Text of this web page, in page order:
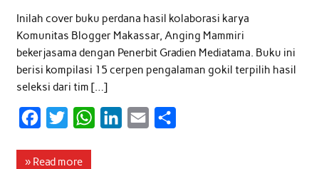
Inilah cover buku perdana hasil kolaborasi karya
Komunitas Blogger Makassar, Anging Mammiri
bekerjasama dengan Penerbit Gradien Mediatama. Buku ini
berisi kompilasi 15 cerpen pengalaman gokil terpilih hasil
seleksi dari tim […]
c
i
W
» Read more